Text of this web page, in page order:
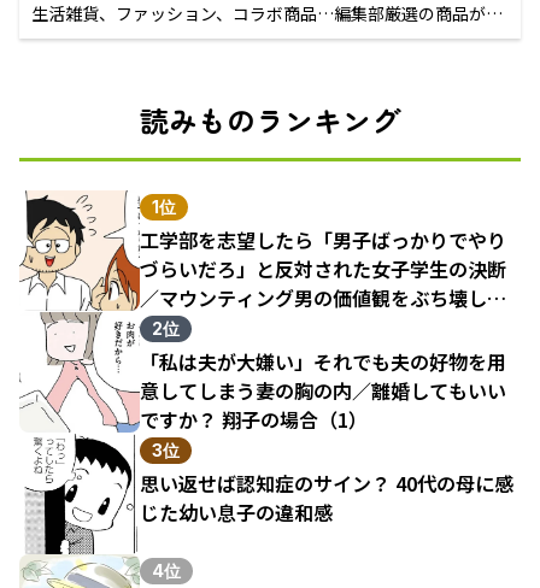
生活雑貨、ファッション、コラボ商品…編集部厳選の商品が買
えるECサイト
読みものランキング
1位
工学部を志望したら「男子ばっかりでやり
づらいだろ」と反対された女子学生の決断
／マウンティング男の価値観をぶち壊した
結果（1）
2位
「私は夫が大嫌い」それでも夫の好物を用
意してしまう妻の胸の内／離婚してもいい
ですか？ 翔子の場合（1）
3位
思い返せば認知症のサイン？ 40代の母に感
じた幼い息子の違和感
4位